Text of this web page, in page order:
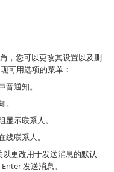
，您可以更改其设置以及删
可用选项的菜单：
通知。
显示联系人。
线联系人。
以更改用于发送消息的默认
发送消息。